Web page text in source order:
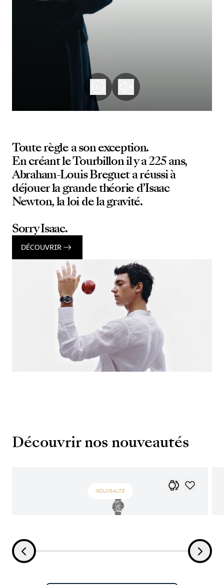
Toute règle a son exception.
En créant le Tourbillon il y a 225 ans,
Abraham-Louis Breguet a réussi à
déjouer la grande théorie d’Isaac
Newton, la loi de la gravité.
Sorry Isaac.
DÉCOUVRIR
Découvrir nos nouveautés
NOUVEAUTÉ